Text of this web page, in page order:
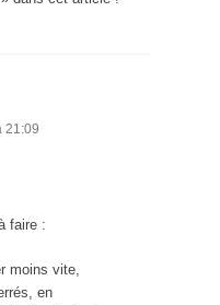
21:09
faire :
moins vite,
en